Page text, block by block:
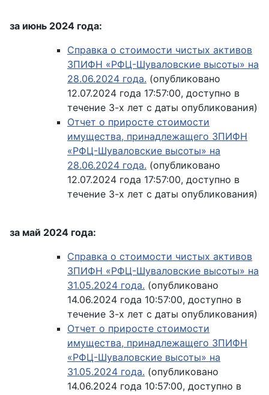
за июнь 2024 года:
Справка о стоимости чистых активов
ЗПИФН «РФЦ-Шуваловские высоты» на
28.06.2024 года. (опубликовано
12.07.2024 года 17:57:00, доступно в
течение 3-х лет с даты опубликования)
Отчет о приросте стоимости
имущества, принадлежащего ЗПИФН
«РФЦ-Шуваловские высоты» на
28.06.2024 года. (опубликовано
12.07.2024 года 17:57:00, доступно в
течение 3-х лет с даты опубликования)
за май 2024 года:
Справка о стоимости чистых активов
ЗПИФН «РФЦ-Шуваловские высоты» на
31.05.2024 года. (опубликовано
14.06.2024 года 10:57:00, доступно в
течение 3-х лет с даты опубликования)
Отчет о приросте стоимости
имущества, принадлежащего ЗПИФН
«РФЦ-Шуваловские высоты» на
31.05.2024 года. (опубликовано
14.06.2024 года 10:57:00, доступно в